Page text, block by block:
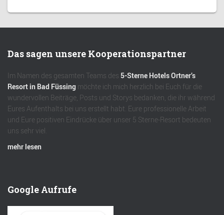
Das sagen unsere Kooperationspartner
Im Namen des gesamten Teams des 5-Sterne Hotels Ortner’s
Resort in Bad Füssing möchte ich mich herzlich bei Euch für die
wundervollen Beiträge, Posts und Storys bedanken, die ihr während
Eures Aufenthalts bei uns erstellt habt. Eure professionelle Arbeit
und Eure positiven Eindrücke über unser 5 Sterne-Resort bedeuten
uns sehr viel.
mehr lesen
Google Aufrufe